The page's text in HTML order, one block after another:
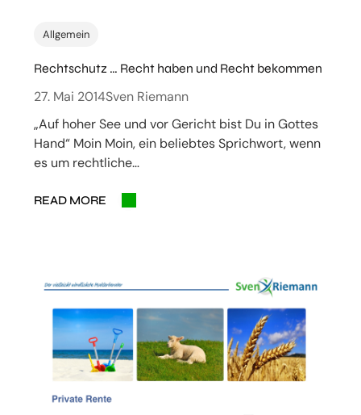
Allgemein
Rechtschutz … Recht haben und Recht bekommen
27. Mai 2014Sven Riemann
„Auf hoher See und vor Gericht bist Du in Gottes
Hand“ Moin Moin, ein beliebtes Sprichwort, wenn
es um rechtliche…
READ MORE